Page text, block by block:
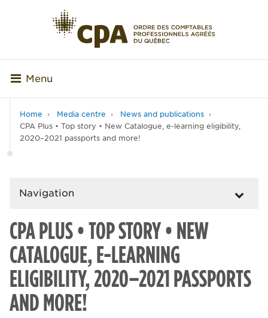
Menu
Home Media centre
News and publications
CPA Plus • Top story • New Catalogue, e-learning eligibility,
2020–2021 passports and more!
Navigation
CPA PLUS • TOP STORY • NEW
CATALOGUE, E-LEARNING
ELIGIBILITY, 2020–2021 PASSPORTS
AND MORE!